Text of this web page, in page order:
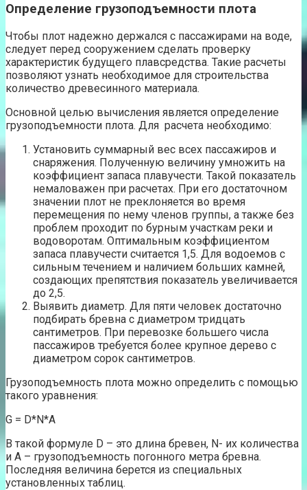
Определение грузоподъемности плота
Чтобы плот надежно держался с пассажирами на воде,
следует перед сооружением сделать проверку
характеристик будущего плавсредства. Такие расчеты
позволяют узнать необходимое для строительства
количество древесинного материала.
Основной целью вычисления является определение
грузоподъемности плота. Для расчета необходимо:
Установить суммарный вес всех пассажиров и
снаряжения. Полученную величину умножить на
коэффициент запаса плавучести. Такой показатель
немаловажен при расчетах. При его достаточном
значении плот не преклоняется во время
перемещения по нему членов группы, а также без
проблем проходит по бурным участкам реки и
водоворотам. Оптимальным коэффициентом
запаса плавучести считается 1,5. Для водоемов с
сильным течением и наличием больших камней,
создающих препятствия показатель увеличивается
до 2,5.
Выявить диаметр. Для пяти человек достаточно
подбирать бревна с диаметром тридцать
сантиметров. При перевозке большего числа
пассажиров требуется более крупное дерево с
диаметром сорок сантиметров.
Грузоподъемность плота можно определить с помощью
такого уравнения:
G = D*N*A
В такой формуле D – это длина бревен, N- их количества
и A – грузоподъемность погонного метра бревна.
Последняя величина берется из специальных
установленных таблиц.